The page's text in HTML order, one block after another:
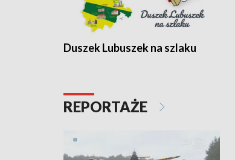
Duszek Lubuszek na szlaku
REPORTAŻE